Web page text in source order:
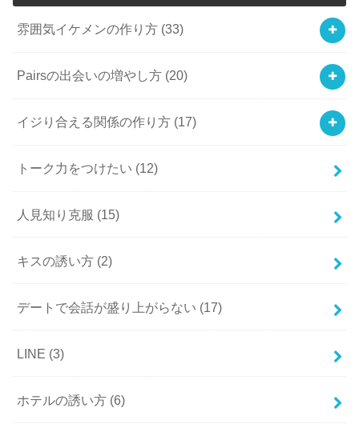
雰囲気イケメンの作り方 (33)
Pairsの出会いの増やし方 (20)
イジり合える関係の作り方 (17)
トーク力をつけたい (12)
人見知り克服 (15)
キスの誘い方 (2)
デートで会話が盛り上がらない (17)
LINE (3)
ホテルの誘い方 (6)